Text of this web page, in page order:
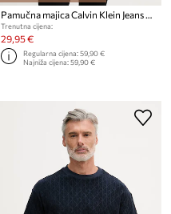
Pamučna majica Calvin Klein Jeans 2-pack
Trenutna cijena:
29,95 €
Regularna cijena:59,90 €
Najniža cijena:59,90 €